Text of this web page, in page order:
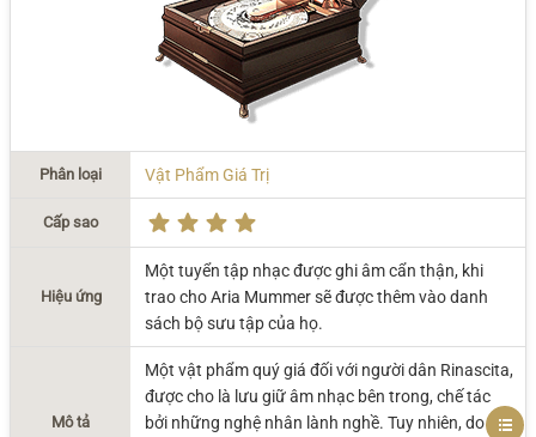
Phân loại Vật Phẩm Giá Trị
Cấp sao
Hiệu ứng
Một tuyển tập nhạc được ghi âm cẩn thận, khi
trao cho Aria Mummer sẽ được thêm vào danh
sách bộ sưu tập của họ.
Mô tả
Một vật phẩm quý giá đối với người dân Rinascita,
được cho là lưu giữ âm nhạc bên trong, chế tác
bởi những nghệ nhân lành nghề. Tuy nhiên, do hư